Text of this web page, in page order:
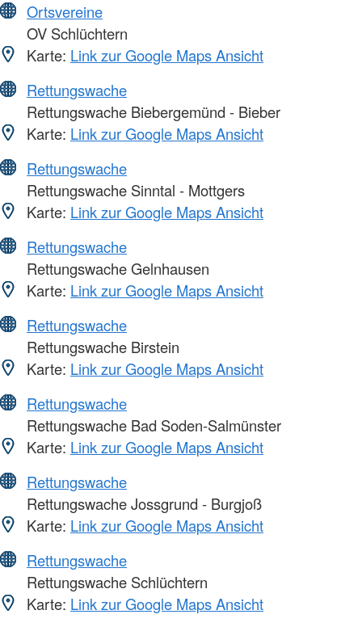
Ortsvereine
OV Schlüchtern
Karte: Link zur Google Maps Ansicht
Rettungswache
Rettungswache Biebergemünd - Bieber
Karte: Link zur Google Maps Ansicht
Rettungswache
Rettungswache Sinntal - Mottgers
Karte: Link zur Google Maps Ansicht
Rettungswache
Rettungswache Gelnhausen
Karte: Link zur Google Maps Ansicht
Rettungswache
Rettungswache Birstein
Karte: Link zur Google Maps Ansicht
Rettungswache
Rettungswache Bad Soden-Salmünster
Karte: Link zur Google Maps Ansicht
Rettungswache
Rettungswache Jossgrund - Burgjoß
Karte: Link zur Google Maps Ansicht
Rettungswache
Rettungswache Schlüchtern
Karte: Link zur Google Maps Ansicht